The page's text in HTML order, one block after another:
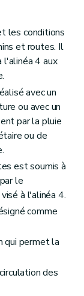
les conditions
et routes. Il
4 aux
avec un
ou avec un
par la pluie
ou de
est soumis à
le
à l'alinéa 4.
comme
qui permet la
des